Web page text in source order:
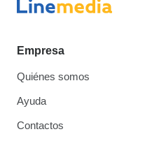
Empresa
Quiénes somos
Ayuda
Contactos